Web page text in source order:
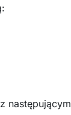
następującym